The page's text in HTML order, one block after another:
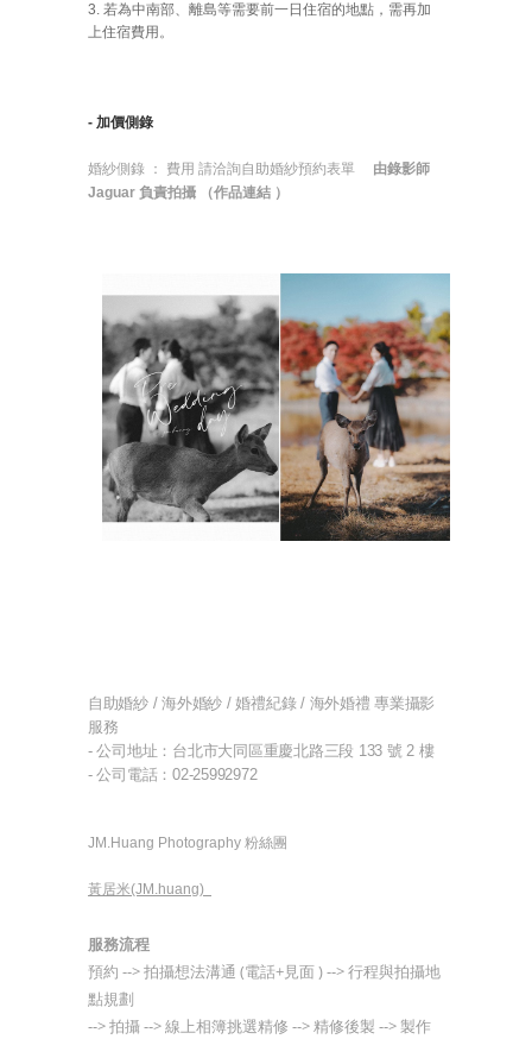
3. 若為中南部、離島等需要前一日住宿的地點，需再加
上住宿費用。
- 加價側錄
婚紗側錄 ： 費用 請洽詢自助婚紗預約表單 由錄影師
Jaguar 負責拍攝 （作品連結 ）
自助婚紗 / 海外婚紗 / 婚禮紀錄 / 海外婚禮 專業攝影
服務
- 公司地址：台北市大同區重慶北路三段 133 號 2 樓
- 公司電話：02-25992972
JM.Huang Photography 粉絲團
黃居米(JM.huang)
服務流程
預約 --> 拍攝想法溝通 (電話+見面 )-->行程與拍攝地
點規劃
-->拍攝 -->線上相簿挑選精修 -->精修後製 --> 製作